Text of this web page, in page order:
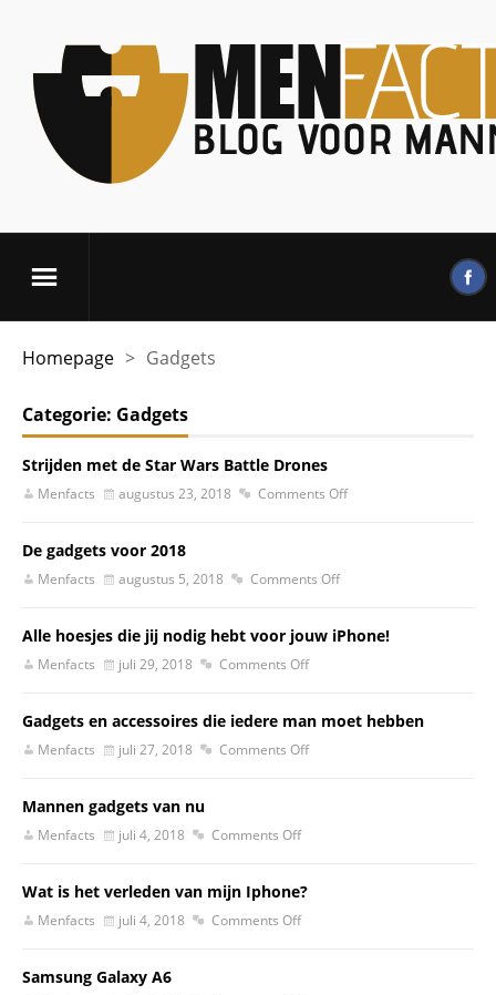
Homepage > Gadgets
Categorie: Gadgets
Strijden met de Star Wars Battle Drones
Menfacts augustus 23, 2018 Comments Off
De gadgets voor 2018
Menfacts augustus 5, 2018 Comments Off
Alle hoesjes die jij nodig hebt voor jouw iPhone!
Menfacts juli 29, 2018 Comments Off
Gadgets en accessoires die iedere man moet hebben
Menfacts juli 27, 2018 Comments Off
Mannen gadgets van nu
Menfacts juli 4, 2018 Comments Off
Wat is het verleden van mijn Iphone?
Menfacts juli 4, 2018 Comments Off
Samsung Galaxy A6